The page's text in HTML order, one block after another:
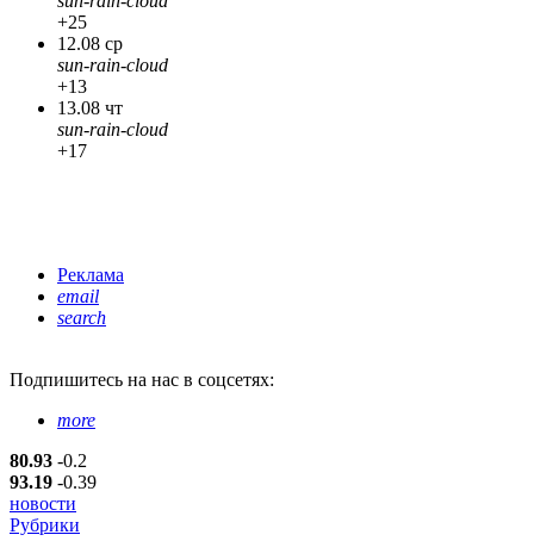
+25
12.08 ср
sun-rain-cloud
+13
13.08 чт
sun-rain-cloud
+17
Реклама
email
search
Подпишитесь на нас в соцсетях:
more
80.93 -0.2
93.19 -0.39
новости
Рубрики